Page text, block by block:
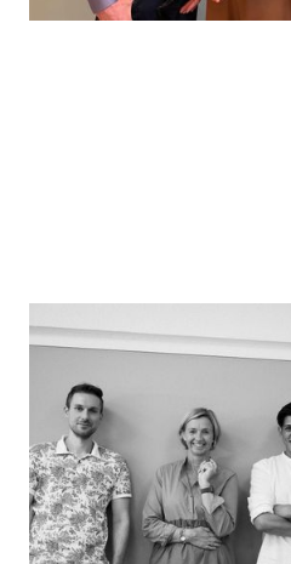
Die Liga der
Pflegenden
Die Liga baut eine Brücke
Gesellschaft. Dazu steuert
an, informiert über die
Chancen auf und